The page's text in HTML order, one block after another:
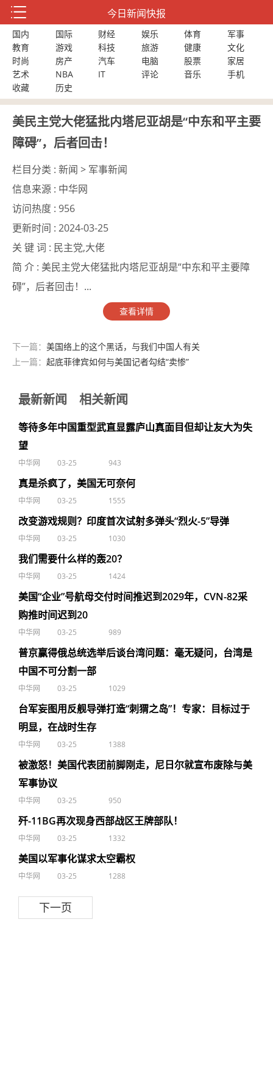
今日新闻快报
国内 国际 财经 娱乐 体育
军事
教育
游戏 科技 旅游 健康
文化
时尚
房产 汽车 电脑 股票
家居
艺术
NBA IT 评论 音乐
手机
收藏
历史
美民主党大佬猛批内塔尼亚胡是“中东和平主要
障碍”，后者回击！
栏目分类 : 新闻 > 军事新闻
信息来源 : 中华网
访问热度 : 956
更新时间 : 2024-03-25
关 键 词 : 民主党,大佬
简 介 : 美民主党大佬猛批内塔尼亚胡是“中东和平主要障
碍”，后者回击！...
查看详情
下一篇： 美国络上的这个黑话，与我们中国人有关
上一篇： 起底菲律宾如何与美国记者勾结“卖惨”
最新新闻 相关新闻
等待多年中国重型武直显露庐山真面目但却让友大为失
望
中华网 03-25 943
真是杀疯了，美国无可奈何
中华网 03-25 1555
改变游戏规则？印度首次试射多弹头“烈火-5”导弹
中华网 03-25 1030
我们需要什么样的轰20？
中华网 03-25 1424
美国“企业”号航母交付时间推迟到2029年，CVN-82采
购推时间迟到20
中华网 03-25 989
普京赢得俄总统选举后谈台湾问题：毫无疑问，台湾是
中国不可分割一部
中华网 03-25 1029
台军妄图用反舰导弹打造“刺猬之岛”！专家：目标过于
明显，在战时生存
中华网 03-25 1388
被激怒！美国代表团前脚刚走，尼日尔就宣布废除与美
军事协议
中华网 03-25 950
歼-11BG再次现身西部战区王牌部队！
中华网 03-25 1332
美国以军事化谋求太空霸权
中华网 03-25 1288
下一页